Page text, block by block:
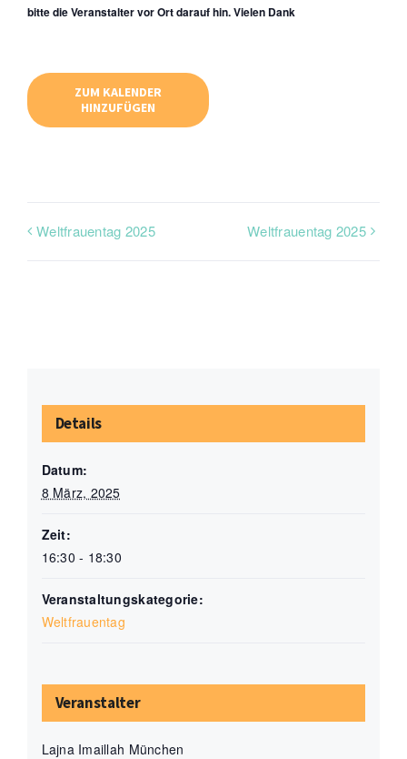
bitte die Veranstalter vor Ort darauf hin. Vielen Dank
ZUM KALENDER
HINZUFÜGEN
Weltfrauentag 2025 Weltfrauentag 2025
Details
Datum:
8 März, 2025
Zeit:
16:30 - 18:30
Veranstaltungskategorie:
Weltfrauentag
Veranstalter
Lajna Imaillah München